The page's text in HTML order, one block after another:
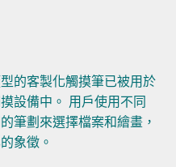
的客製化觸摸筆已被用於
設備中。 用戶使用不同
筆劃來選擇檔案和繪畫，
象徵。